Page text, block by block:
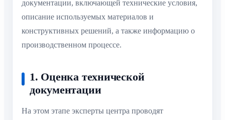
документации, включающей технические условия,
описание используемых материалов и
конструктивных решений, а также информацию о
производственном процессе.
1. Оценка технической
документации
На этом этапе эксперты центра проводят